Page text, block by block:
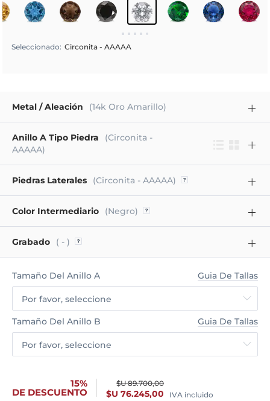
Seleccionado: Circonita - AAAAA
Metal / Aleación (14k Oro Amarillo)
Anillo A Tipo Piedra
(Circonita -
AAAAA)
Piedras Laterales (Circonita - AAAAA)
Color Intermediario (Negro)
Grabado ( - )
Tamaño Del Anillo A Guia De Tallas
Por favor, seleccione
Tamaño Del Anillo B Guia De Tallas
Por favor, seleccione
15%
DE DESCUENTO
$U 89.700,00
$U 76.245,00
IVA incluido